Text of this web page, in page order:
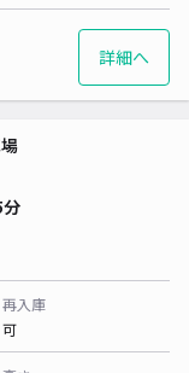
詳細へ
再入庫
可